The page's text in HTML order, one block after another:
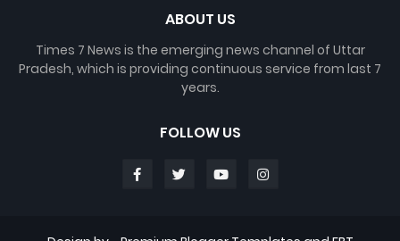
ABOUT US
Times 7 News is the emerging news channel of Uttar
Pradesh, which is providing continuous service from last 7
years.
FOLLOW US